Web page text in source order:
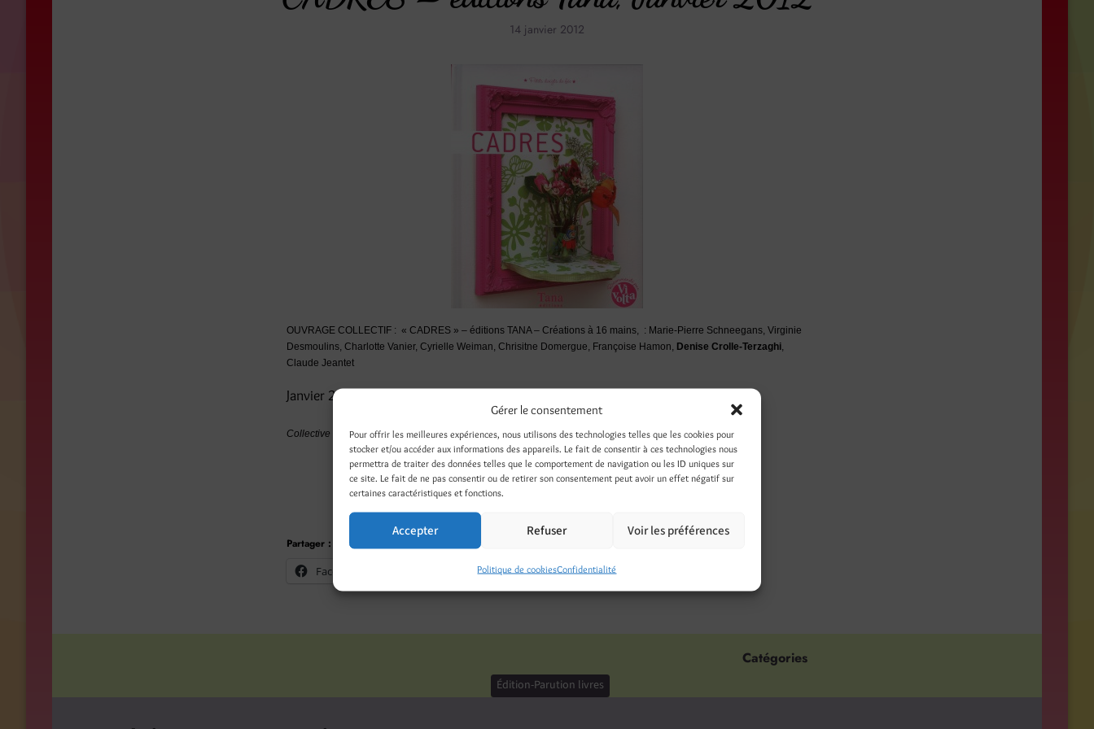
Gérer le consentement
Pour offrir les meilleures expériences, nous utilisons des technologies telles que les cookies pour
stocker et/ou accéder aux informations des appareils. Le fait de consentir à ces technologies nous
permettra de traiter des données telles que le comportement de navigation ou les ID uniques sur
ce site. Le fait de ne pas consentir ou de retirer son consentement peut avoir un effet négatif sur
certaines caractéristiques et fonctions.
Accepter Refuser Voir les préférences
Politique de cookiesConfidentialité
14 janvier 2012
OUVRAGE COLLECTIF : « CADRES » – éditions TANA – Créations à 16 mains, : Marie-Pierre Schneegans, Virginie
Desmoulins, Charlotte Vanier, Cyrielle Weiman, Chrisitne Domergue, Françoise Hamon, Denise Crolle-Terzaghi,
Claude Jeantet
Janvier 2012
Collective book – January 2012
Partager :
Facebook
LinkedIn Pinterest
Catégories
Édition-Parution livres